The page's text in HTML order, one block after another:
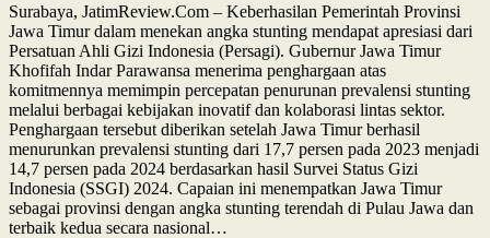
Surabaya, JatimReview.Com – Keberhasilan Pemerintah Provinsi
Jawa Timur dalam menekan angka stunting mendapat apresiasi dari
Persatuan Ahli Gizi Indonesia (Persagi). Gubernur Jawa Timur
Khofifah Indar Parawansa menerima penghargaan atas
komitmennya memimpin percepatan penurunan prevalensi stunting
melalui berbagai kebijakan inovatif dan kolaborasi lintas sektor.
Penghargaan tersebut diberikan setelah Jawa Timur berhasil
menurunkan prevalensi stunting dari 17,7 persen pada 2023 menjadi
14,7 persen pada 2024 berdasarkan hasil Survei Status Gizi
Indonesia (SSGI) 2024. Capaian ini menempatkan Jawa Timur
sebagai provinsi dengan angka stunting terendah di Pulau Jawa dan
terbaik kedua secara nasional…